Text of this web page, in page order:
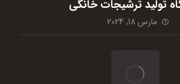
تولید ترشیجات خانگی
مارس 18, 2024